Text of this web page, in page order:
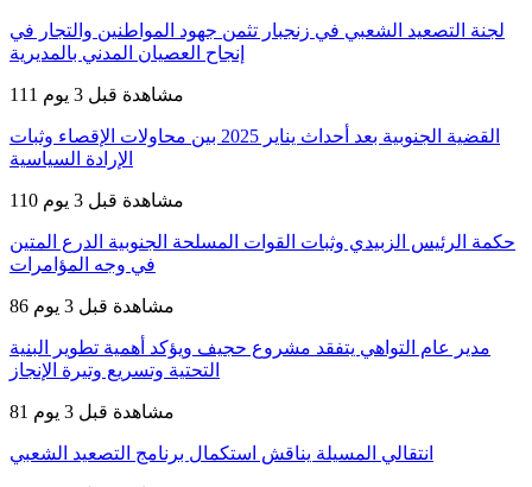
لجنة التصعيد الشعبي في زنجبار تثمن جهود المواطنين والتجار في
إنجاح العصيان المدني بالمديرية
111 مشاهدة قبل 3 يوم
القضية الجنوبية بعد أحداث يناير 2025 بين محاولات الإقصاء وثبات
الإرادة السياسية
110 مشاهدة قبل 3 يوم
حكمة الرئيس الزبيدي وثبات القوات المسلحة الجنوبية الدرع المتين
في وجه المؤامرات
86 مشاهدة قبل 3 يوم
مدير عام التواهي يتفقد مشروع حجيف ويؤكد أهمية تطوير البنية
التحتية وتسريع وتيرة الإنجاز
81 مشاهدة قبل 3 يوم
انتقالي المسيلة يناقش استكمال برنامج التصعيد الشعبي